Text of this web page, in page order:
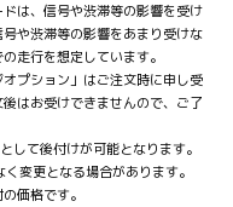
は、信号や渋滞等の影響を受け
や渋滞等の影響をあまり受けな
走行を想定しています。
プション」はご注文時に申し受
はお受けできませんので、ご了
て後付けが可能となります。
変更となる場合があります。
価格です。